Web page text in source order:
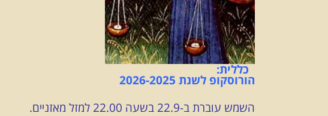
כללית:
הורוסקופ לשנת 2026-2025
השמש עוברת ב-22.9 בשעה 22.00 למזל מאזניים.